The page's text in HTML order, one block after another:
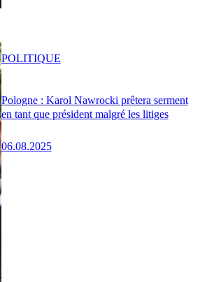
Pologne : Karol Nawrocki prêtera serment
en tant que président malgré les litiges
06.08.2025
POLITIQUE